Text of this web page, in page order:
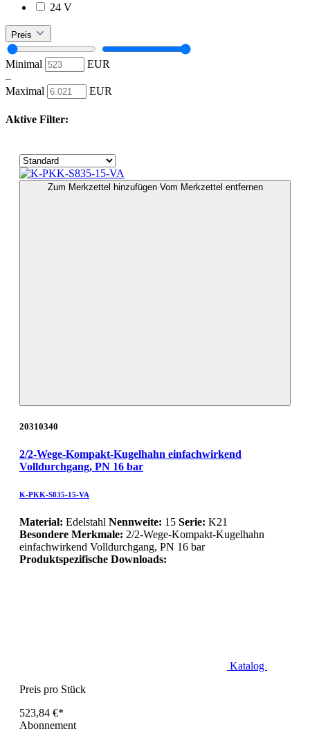
24 V
Preis
Minimal
EUR
–
Maximal
EUR
Aktive Filter:
Zum Merkzettel hinzufügen Vom Merkzettel entfernen
20310340
2/2-Wege-Kompakt-Kugelhahn einfachwirkend
Volldurchgang, PN 16 bar
K-PKK-S835-15-VA
Material: Edelstahl Nennweite: 15 Serie: K21
Besondere Merkmale: 2/2-Wege-Kompakt-Kugelhahn
einfachwirkend Volldurchgang, PN 16 bar
Produktspezifische Downloads:
Katalog
Preis pro Stück
523,84 €*
Abonnement